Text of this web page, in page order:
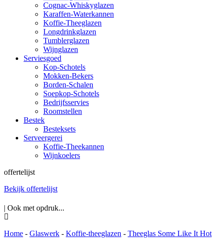
Cognac-Whiskyglazen
Karaffen-Waterkannen
Koffie-Theeglazen
Longdrinkglazen
Tumblerglazen
Wijnglazen
Serviesgoed
Kop-Schotels
Mokken-Bekers
Borden-Schalen
Soepkop-Schotels
Bedrijfsservies
Roomstellen
Bestek
Besteksets
Serveergerei
Koffie-Theekannen
Wijnkoelers
offertelijst
Bekijk offertelijst
| Ook met opdruk...
Home - Glaswerk - Koffie-theeglazen - Theeglas Some Like It Hot